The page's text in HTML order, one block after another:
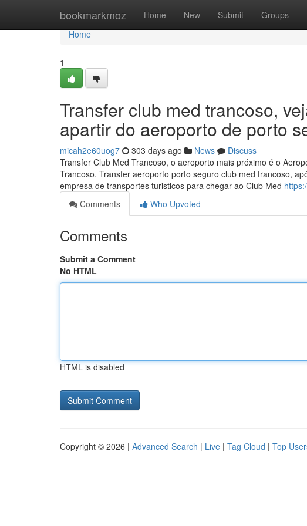
bookmarkmoz Home New Submit Groups
Home
Home
1
Transfer club med trancoso,
apartir do aeroporto de porto
micah2e60uog7 303 days ago News
Discuss
Transfer Club Med Trancoso, o aeroporto mais próximo é o
Trancoso. Transfer aeroporto porto seguro club med trancoso,
empresa de transportes turisticos para chegar ao Club Med
Comments
Who Upvoted
Comments
Submit a Comment
No HTML
HTML is disabled
Copyright © 2026 | Advanced Search | Live | Tag Cloud | Top